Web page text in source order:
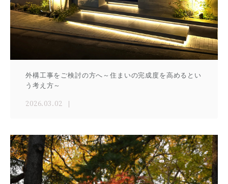
外構工事をご検討の方へ～住まいの完成度を高めるとい
う考え方～
2026.03.02